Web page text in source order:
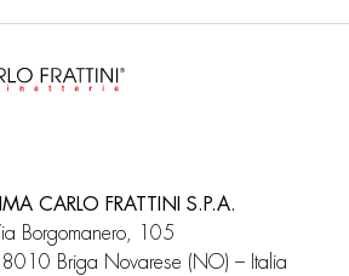
CARLO FRATTINI S.P.A.
Borgomanero, 105
Briga Novarese (NO) – Italia